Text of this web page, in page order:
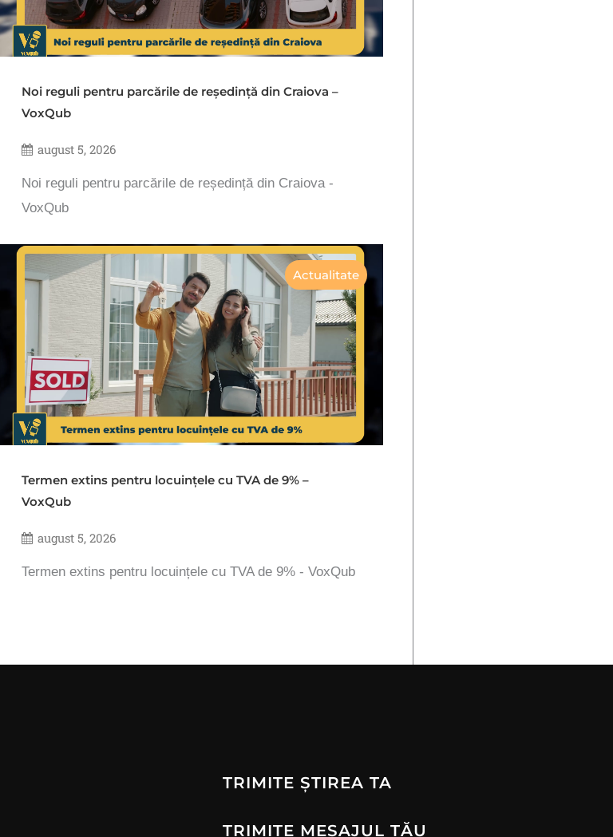
Noi reguli pentru parcările de reședință din Craiova –
VoxQub
august 5, 2026
Noi reguli pentru parcările de reședință din Craiova -
VoxQub
Actualitate
Termen extins pentru locuințele cu TVA de 9% –
VoxQub
august 5, 2026
Termen extins pentru locuințele cu TVA de 9% - VoxQub
TRIMITE ȘTIREA TA
TRIMITE MESAJUL TĂU